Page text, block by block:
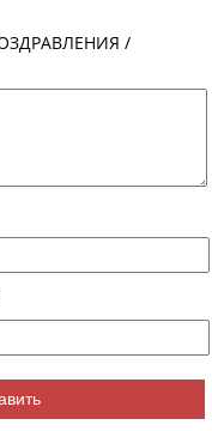
СПОРТИВНЫЕ
ИЗ МИРА
ВЕСЬ СПИСОК
/